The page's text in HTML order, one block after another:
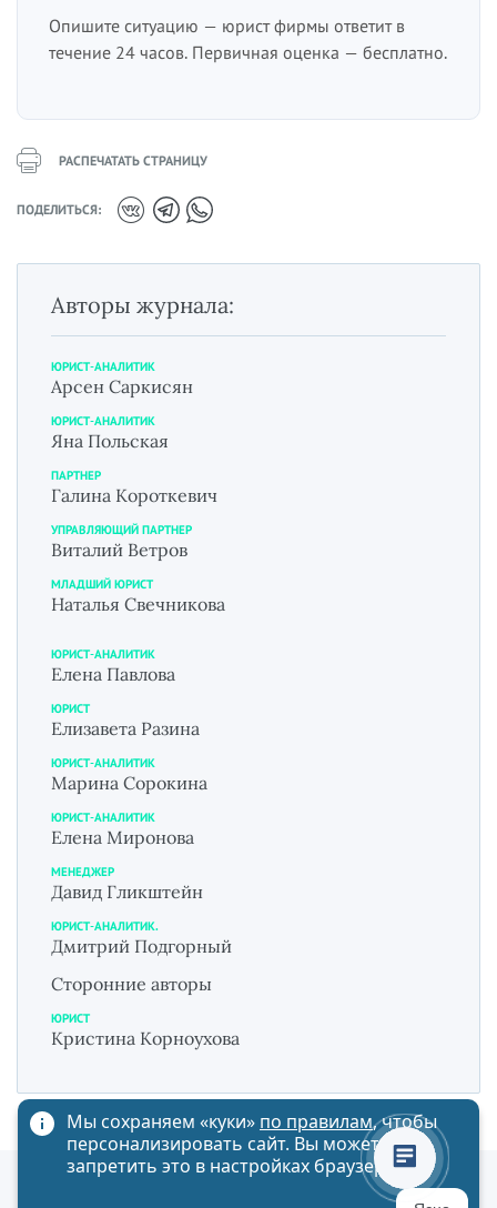
Опишите ситуацию — юрист фирмы ответит в
течение 24 часов. Первичная оценка — бесплатно.
РАСПЕЧАТАТЬ СТРАНИЦУ
ПОДЕЛИТЬСЯ:
Авторы журнала:
ЮРИСТ-АНАЛИТИК
Арсен Саркисян
ЮРИСТ-АНАЛИТИК
Яна Польская
ПАРТНЕР
Галина Короткевич
УПРАВЛЯЮЩИЙ ПАРТНЕР
Виталий Ветров
МЛАДШИЙ ЮРИСТ
Наталья Свечникова
ЮРИСТ-АНАЛИТИК
Елена Павлова
ЮРИСТ
Елизавета Разина
ЮРИСТ-АНАЛИТИК
Марина Сорокина
ЮРИСТ-АНАЛИТИК
Елена Миронова
МЕНЕДЖЕР
Давид Гликштейн
ЮРИСТ-АНАЛИТИК.
Дмитрий Подгорный
Сторонние авторы
ЮРИСТ
Кристина Корноухова
Политика обработки персональных данных
Мы сохраняем «куки» по правилам, чтобы
персонализировать сайт. Вы можете
запретить это в настройках браузера